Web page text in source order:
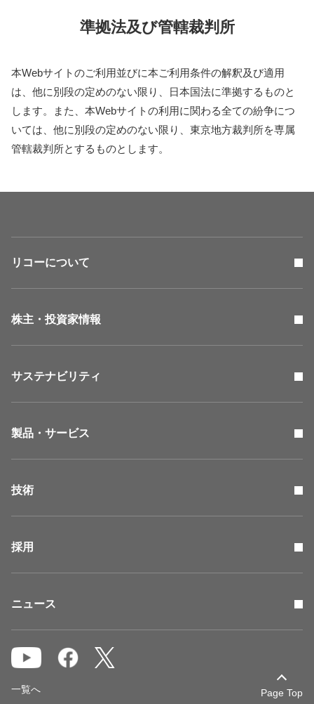
準拠法及び管轄裁判所
本Webサイトのご利用並びに本ご利用条件の解釈及び適用
は、他に別段の定めのない限り、日本国法に準拠するものと
します。また、本Webサイトの利用に関わる全ての紛争につ
いては、他に別段の定めのない限り、東京地方裁判所を専属
管轄裁判所とするものとします。
リコーについて
株主・投資家情報
サステナビリティ
製品・サービス
技術
採用
ニュース
Page Top
一覧へ